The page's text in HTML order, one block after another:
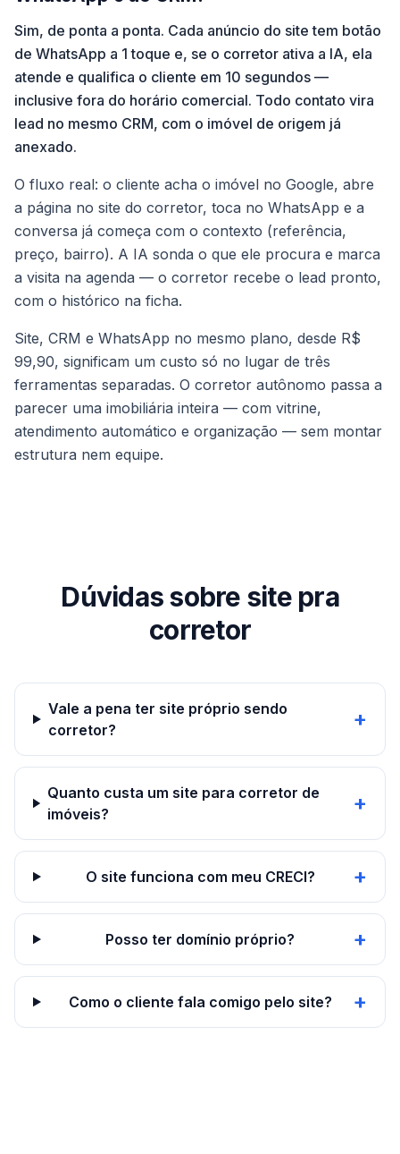
Sim, de ponta a ponta. Cada anúncio do site tem botão
de WhatsApp a 1 toque e, se o corretor ativa a IA, ela
atende e qualifica o cliente em 10 segundos —
inclusive fora do horário comercial. Todo contato vira
lead no mesmo CRM, com o imóvel de origem já
anexado.
O fluxo real: o cliente acha o imóvel no Google, abre
a página no site do corretor, toca no WhatsApp e a
conversa já começa com o contexto (referência,
preço, bairro). A IA sonda o que ele procura e marca
a visita na agenda — o corretor recebe o lead pronto,
com o histórico na ficha.
Site, CRM e WhatsApp no mesmo plano, desde R$
99,90, significam um custo só no lugar de três
ferramentas separadas. O corretor autônomo passa a
parecer uma imobiliária inteira — com vitrine,
atendimento automático e organização — sem montar
estrutura nem equipe.
Dúvidas sobre site pra
corretor
Vale a pena ter site próprio sendo
corretor?
+
Quanto custa um site para corretor de
imóveis?
+
O site funciona com meu CRECI? +
Posso ter domínio próprio? +
Como o cliente fala comigo pelo site? +